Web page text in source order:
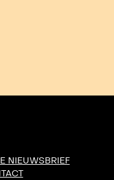
NIEUWSBRIEF